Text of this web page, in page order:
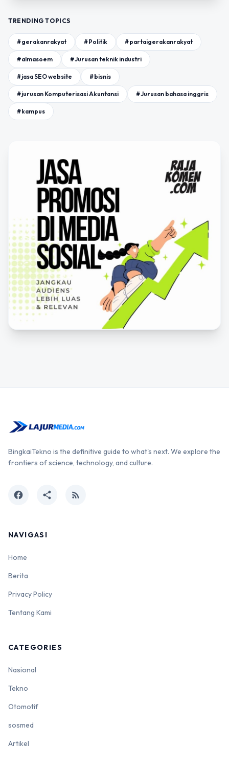
TRENDING TOPICS
#gerakanrakyat #Politik #partaigerakanrakyat
#almasoem #Jurusan teknik industri
#jasa SEO website #bisnis
#jurusan Komputerisasi Akuntansi #Jurusan bahasa inggris
#kampus
BingkaiTekno is the definitive guide to what's next. We explore the
frontiers of science, technology, and culture.
facebook share rss_feed
NAVIGASI
Home
Berita
Privacy Policy
Tentang Kami
CATEGORIES
Nasional
Tekno
Otomotif
sosmed
Artikel